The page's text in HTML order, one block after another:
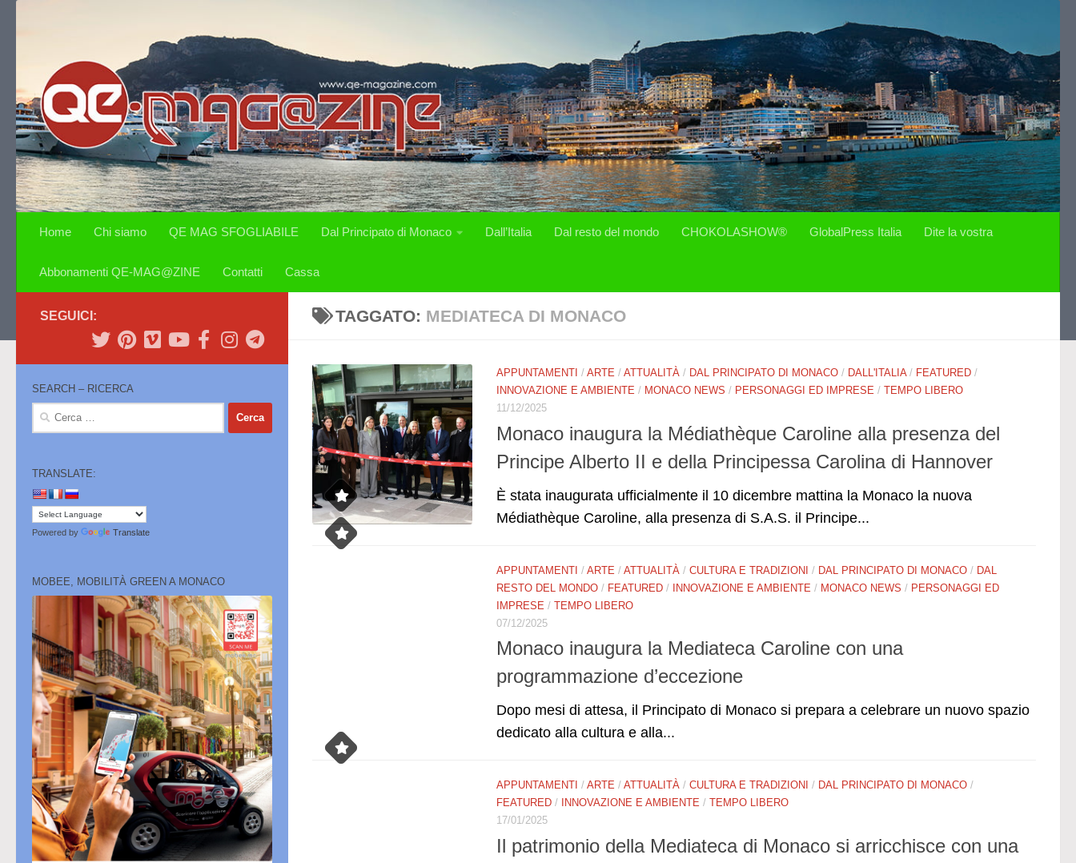
Home Chi siamo QE MAG SFOGLIABILE Dal Principato di Monaco Dall’Italia Dal resto del mondo CHOKOLASHOW® GlobalPress Italia Dite la vostra
Abbonamenti QE-MAG@ZINE Contatti Cassa
TAGGATO: MEDIATECA DI MONACO
APPUNTAMENTI / ARTE / ATTUALITÀ / DAL PRINCIPATO DI MONACO / DALL'ITALIA / FEATURED /
INNOVAZIONE E AMBIENTE / MONACO NEWS / PERSONAGGI ED IMPRESE / TEMPO LIBERO
11/12/2025
Monaco inaugura la Médiathèque Caroline alla presenza del
Principe Alberto II e della Principessa Carolina di Hannover
È stata inaugurata ufficialmente il 10 dicembre mattina la Monaco la nuova
Médiathèque Caroline, alla presenza di S.A.S. il Principe...
APPUNTAMENTI / ARTE / ATTUALITÀ / CULTURA E TRADIZIONI / DAL PRINCIPATO DI MONACO / DAL
RESTO DEL MONDO / FEATURED / INNOVAZIONE E AMBIENTE / MONACO NEWS / PERSONAGGI ED
IMPRESE / TEMPO LIBERO
07/12/2025
Monaco inaugura la Mediateca Caroline con una
programmazione d’eccezione
Dopo mesi di attesa, il Principato di Monaco si prepara a celebrare un nuovo spazio
dedicato alla cultura e alla...
APPUNTAMENTI / ARTE / ATTUALITÀ / CULTURA E TRADIZIONI / DAL PRINCIPATO DI MONACO /
FEATURED / INNOVAZIONE E AMBIENTE / TEMPO LIBERO
17/01/2025
Il patrimonio della Mediateca di Monaco si arricchisce con una
SEGUICI:
SEARCH – RICERCA
Ricerca
TRANSLATE:
Powered by Translate
MOBEE, MOBILITÀ GREEN A MONACO